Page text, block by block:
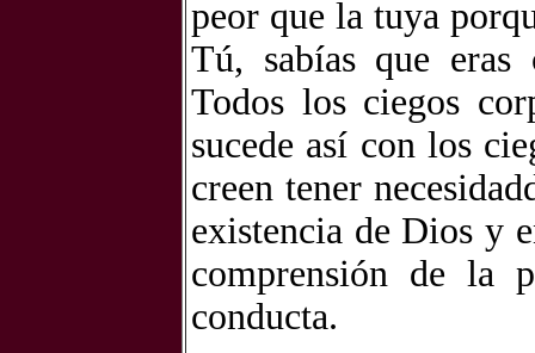
peor que la tuya
Tú, sabías que eras
Todos los ciegos
sucede así con los
creen tener
existencia de Dios y
comprensión de la
conducta.